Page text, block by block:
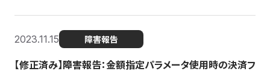
2023.11.15 障害報告
【修正済み】障害報告：金額指定パラメータ使用時の決済フ